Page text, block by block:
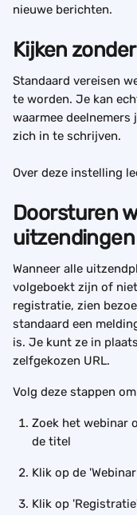
nieuwe berichten.
Kijken
Standaard vereisen
te worden. Je kan
waarmee
zich in te schrijven.
Over deze instelling
Doorsturen
Wanneer alle
volgeboekt zijn of
registratie, zien
standaard een
is. Je kunt ze in
zelfgekozen URL.
Volg deze stappen
Zoek het webinar
de titel
Klik op de
Klik op